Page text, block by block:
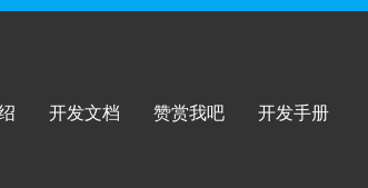
开发文档 赞赏我吧 开发手册